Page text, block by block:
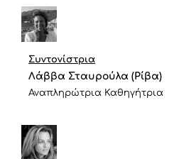
Συντονίστρια
Λάββα Σταυρούλα (Ρίβα)
Αναπληρώτρια Καθηγήτρια